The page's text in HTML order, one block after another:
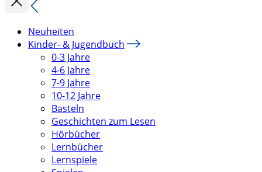
Neuheiten
Kinder- & Jugendbuch
0-3 Jahre
4-6 Jahre
7-9 Jahre
10-12 Jahre
Basteln
Geschichten zum Lesen
Hörbücher
Lernbücher
Lernspiele